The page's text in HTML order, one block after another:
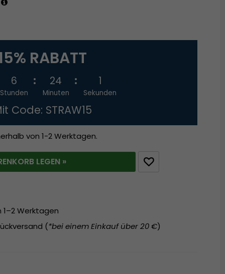
RABATT
6
Stunden
24
Minuten
1
Sekunden
Code: STRAW15
von 1-2 Werktagen.
LEGEN »
Werktagen
(*bei einem Einkauf über 20 €)